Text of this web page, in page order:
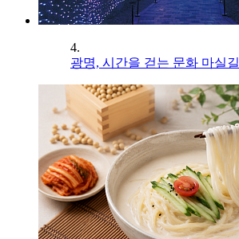
4.
광명, 시간을 걷는 문화 마실길